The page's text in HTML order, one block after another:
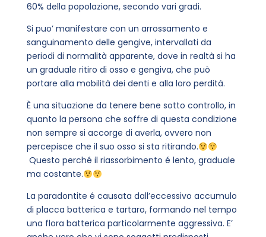
60% della popolazione, secondo vari gradi.
Si puo’ manifestare con un arrossamento e
sanguinamento delle gengive, intervallati da
periodi di normalità apparente, dove in realtà si ha
un graduale ritiro di osso e gengiva, che può
portare alla mobilità dei denti e alla loro perdità.
È una situazione da tenere bene sotto controllo, in
quanto la persona che soffre di questa condizione
non sempre si accorge di averla, ovvero non
percepisce che il suo osso si sta ritirando.
Questo perché il riassorbimento é lento, graduale
ma costante.
La paradontite é causata dall’eccessivo accumulo
di placca batterica e tartaro, formando nel tempo
una flora batterica particolarmente aggressiva. E’